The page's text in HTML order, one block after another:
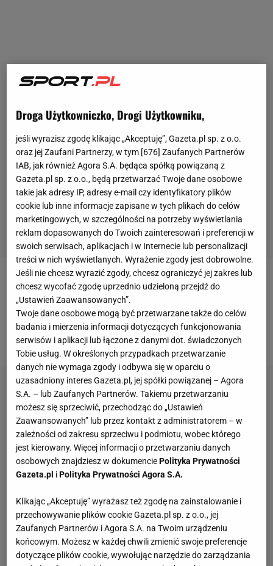
W dniach 5-14 czerwca w Arłamowie odbędzie się
zgrupowanie kadry, a już 16 czerwca Polacy zagrają
ze Słowacją. W grupie A znaleźli się jeszcze Szwedzi
oraz Anglicy. Turniej potrwa do 30 czerwca.
Droga Użytkowniczko, Drogi Użytkowniku,
jeśli wyrazisz zgodę klikając „Akceptuję”, Gazeta.pl sp. z o.o.
oraz jej Zaufani Partnerzy, w tym [676] Zaufanych Partnerów
IAB, jak również Agora S.A. będąca spółką powiązaną z
Gazeta.pl sp. z o.o., będą przetwarzać Twoje dane osobowe
takie jak adresy IP, adresy e-mail czy identyfikatory plików
cookie lub inne informacje zapisane w tych plikach do celów
marketingowych, w szczególności na potrzeby wyświetlania
reklam dopasowanych do Twoich zainteresowań i preferencji w
swoich serwisach, aplikacjach i w Internecie lub personalizacji
treści w nich wyświetlanych. Wyrażenie zgody jest dobrowolne.
Jeśli nie chcesz wyrazić zgody, chcesz ograniczyć jej zakres lub
chcesz wycofać zgodę uprzednio udzieloną przejdź do
„Ustawień Zaawansowanych”.
Twoje dane osobowe mogą być przetwarzane także do celów
badania i mierzenia informacji dotyczących funkcjonowania
serwisów i aplikacji lub łączone z danymi dot. świadczonych
Tobie usług. W określonych przypadkach przetwarzanie
danych nie wymaga zgody i odbywa się w oparciu o
uzasadniony interes Gazeta.pl, jej spółki powiązanej – Agora
S.A. – lub Zaufanych Partnerów. Takiemu przetwarzaniu
możesz się sprzeciwić, przechodząc do „Ustawień
Zaawansowanych” lub przez kontakt z administratorem – w
zależności od zakresu sprzeciwu i podmiotu, wobec którego
jest kierowany. Więcej informacji o przetwarzaniu danych
osobowych znajdziesz w dokumenciePolityka Prywatności
Gazeta.pl iPolityka Prywatności Agora S.A.
Klikając „Akceptuję” wyrażasz też zgodę na zainstalowanie i
przechowywanie plików cookie Gazeta.pl sp. z o.o., jej
Zaufanych Partnerów i Agora S.A. na Twoim urządzeniu
końcowym. Możesz w każdej chwili zmienić swoje preferencje
dotyczące plików cookie, wywołując narzędzie do zarządzania